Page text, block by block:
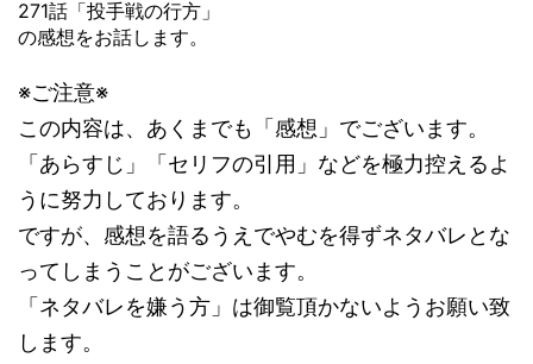
271話「投手戦の行方」
の感想をお話します。
※ご注意※
この内容は、あくまでも「感想」でございます。
「あらすじ」「セリフの引用」などを極力控えるよ
うに努力しております。
ですが、感想を語るうえでやむを得ずネタバレとな
ってしまうことがございます。
「ネタバレを嫌う方」は御覧頂かないようお願い致
します。